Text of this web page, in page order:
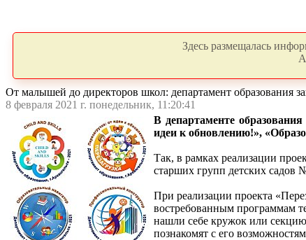
Здесь размещалась
От малышей до директоров школ: департамент образования
8 февраля 2021 г. понедельник, 11:20:41
В департаменте
идеи к обновлению!»,
Так, в рамках реализации
старших групп детских
При реализации проекта
востребованным программам
нашли себе кружок или секцию
познакомят с его